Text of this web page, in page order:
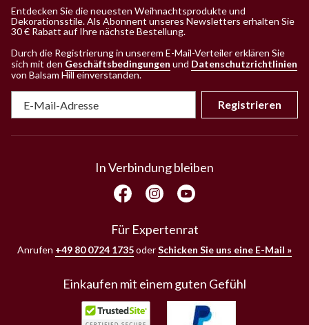
Entdecken Sie die neuesten Weihnachtsprodukte und
Dekorationsstile. Als Abonnent unseres Newsletters erhalten Sie
30 € Rabatt auf Ihre nächste Bestellung.
Durch die Registrierung in unserem E-Mail-Verteiler erklären Sie
sich mit den Geschäftsbedingungen und Datenschutzrichtlinien
von Balsam Hill einverstanden.
Registrieren
In Verbindung bleiben
Für Expertenrat
Anrufen +49 80 0724 1735oderSchicken Sie uns eine E-Mail »
Einkaufen mit einem guten Gefühl